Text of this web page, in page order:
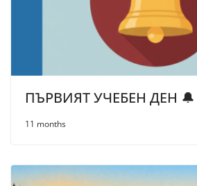
ПЪРВИЯТ УЧЕБЕН ДЕН 🔔
11 months